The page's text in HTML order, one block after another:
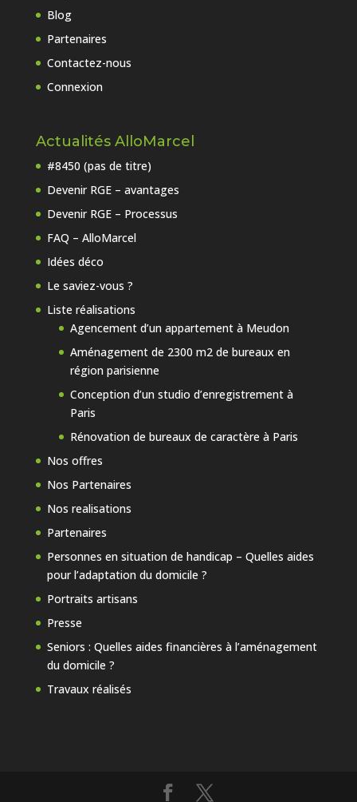
Blog
Partenaires
Contactez-nous
Connexion
Actualités AlloMarcel
#8450 (pas de titre)
Devenir RGE – avantages
Devenir RGE – Processus
FAQ – AlloMarcel
Idées déco
Le saviez-vous ?
Liste réalisations
Agencement d’un appartement à Meudon
Aménagement de 2300 m2 de bureaux en
région parisienne
Conception d’un studio d’enregistrement à
Paris
Rénovation de bureaux de caractère à Paris
Nos offres
Nos Partenaires
Nos realisations
Partenaires
Personnes en situation de handicap – Quelles aides
pour l’adaptation du domicile ?
Portraits artisans
Presse
Seniors : Quelles aides financières à l’aménagement
du domicile ?
Travaux réalisés